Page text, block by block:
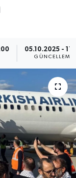
05.10.2025 -
GÜNCELLEME